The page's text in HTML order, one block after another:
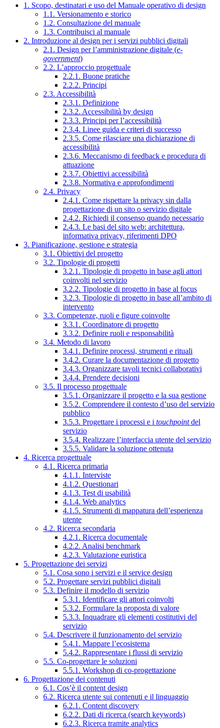
1. Scopo, destinatari e uso del Manuale operativo di design
1.1. Versionamento e storico
1.2. Consultazione del manuale
1.3. Contribuisci al manuale
2. Introduzione al design per i servizi pubblici digitali
2.1. Design per l’amministrazione digitale (e-
government)
2.2. L’approccio progettuale
2.2.1. Buone pratiche
2.2.2. Principi
2.3. Accessibilità
2.3.1. Definizione
2.3.2. Accessibilità by design
2.3.3. Principi per l’accessibilità
2.3.4. Linee guida e criteri di successo
2.3.5. Come rilasciare una dichiarazione di
accessibilità
2.3.6. Meccanismo di feedback e procedura di
attuazione
2.3.7. Obiettivi accessibilità
2.3.8. Normativa e approfondimenti
2.4. Privacy
2.4.1. Come rispettare la privacy sin dalla
progettazione di un sito o servizio digitale
2.4.2. Richiedi il consenso quando necessario
2.4.3. Le basi del sito web: architettura,
informativa privacy, riferimenti DPO
3. Pianificazione, gestione e strategia
3.1. Obiettivi del progetto
3.2. Tipologie di progetti
3.2.1. Tipologie di progetto in base agli attori
coinvolti nel servizio
3.2.2. Tipologie di progetto in base al focus
3.2.3. Tipologie di progetto in base all’ambito di
intervento
3.3. Competenze, ruoli e figure coinvolte
3.3.1. Coordinatore di progetto
3.3.2. Definire ruoli e responsabilità
3.4. Metodo di lavoro
3.4.1. Definire processi, strumenti e rituali
3.4.2. Curare la documentazione di progetto
3.4.3. Organizzare tavoli tecnici collaborativi
3.4.4. Prendere decisioni
3.5. Il processo progettuale
3.5.1. Organizzare il progetto e la sua gestione
3.5.2. Comprendere il contesto d’uso del servizio
pubblico
3.5.3. Progettare i processi e i touchpointdel
servizio
3.5.4. Realizzare l’interfaccia utente del servizio
3.5.5. Validare la soluzione ottenuta
4. Ricerca progettuale
4.1. Ricerca primaria
4.1.1. Interviste
4.1.2. Questionari
4.1.3. Test di usabilità
4.1.4. Web analytics
4.1.5. Strumenti di mappatura dell’esperienza
utente
4.2. Ricerca secondaria
4.2.1. Ricerca documentale
4.2.2. Analisi benchmark
4.2.3. Valutazione euristica
5. Progettazione dei servizi
5.1. Cosa sono i servizi e il service design
5.2. Progettare servizi pubblici digitali
5.3. Definire il modello di servizio
5.3.1. Identificare gli attori coinvolti
5.3.2. Formulare la proposta di valore
5.3.3. Inquadrare gli elementi costitutivi del
servizio
5.4. Descrivere il funzionamento del servizio
5.4.1. Mappare l’ecosistema
5.4.2. Rappresentare i flussi di servizio
5.5. Co-progettare le soluzioni
5.5.1. Workshop di co-progettazione
6. Progettazione dei contenuti
6.1. Cos’è il content design
6.2. Ricerca utente sui contenuti e il linguaggio
6.2.1. Content discovery
6.2.2. Dati di ricerca (search keywords)
6.2.3. Ricerca tramite analytics